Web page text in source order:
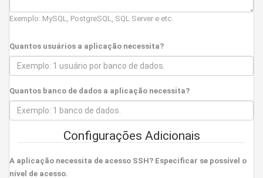
Exemplo: MySQL, PostgreSQL, SQL Server e etc.
Quantos usuários a aplicação necessita?
Quantos banco de dados a aplicação necessita?
Configurações Adicionais
A aplicação necessita de acesso SSH? Especificar se possível o
nível de acesso.